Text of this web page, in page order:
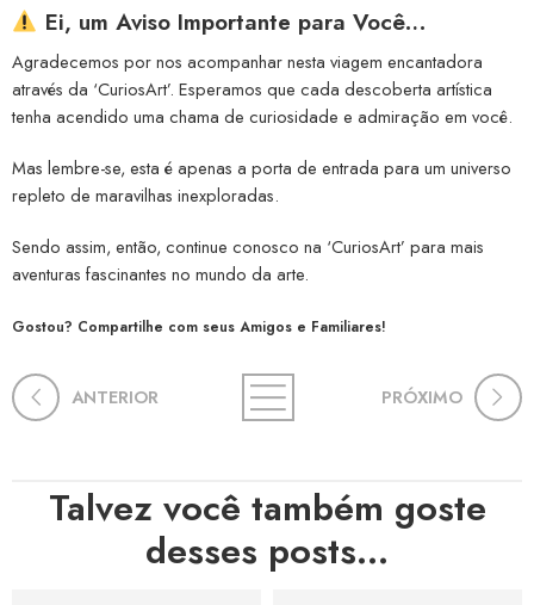
Ei, um Aviso Importante para Você…
Agradecemos por nos acompanhar nesta viagem encantadora
através da ‘CuriosArt’. Esperamos que cada descoberta artística
tenha acendido uma chama de curiosidade e admiração em você.
Mas lembre-se, esta é apenas a porta de entrada para um universo
repleto de maravilhas inexploradas.
Sendo assim, então, continue conosco na ‘CuriosArt’ para mais
aventuras fascinantes no mundo da arte.
Gostou? Compartilhe com seus Amigos e Familiares!
ANTERIOR PRÓXIMO
Talvez você também goste
desses posts...